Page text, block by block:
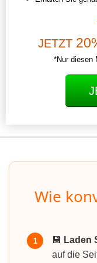
JETZT
*Nur diesen
Wie
1 💾 Laden
auf die